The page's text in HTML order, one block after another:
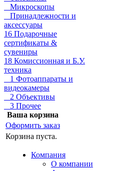
Микроскопы
Принадлежности и
аксессуары
16 Подарочные
сертификаты &
сувениры
18 Комиссионная и Б.У.
техника
1 Фотоаппараты и
видеокамеры
2 Объективы
3 Прочее
Ваша корзина
Оформить заказ
Корзина пуста.
Компания
О компании